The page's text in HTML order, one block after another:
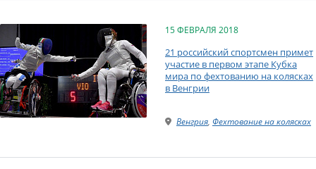
15 ФЕВРАЛЯ 2018
21 российский спортсмен примет
участие в первом этапе Кубка
мира по фехтованию на колясках
в Венгрии
Венгрия, Фехтование на колясках